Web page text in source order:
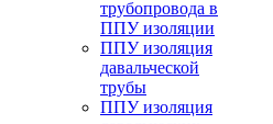
трубопровода в
ППУ изоляции
ППУ изоляция
давальческой
трубы
ППУ изоляция